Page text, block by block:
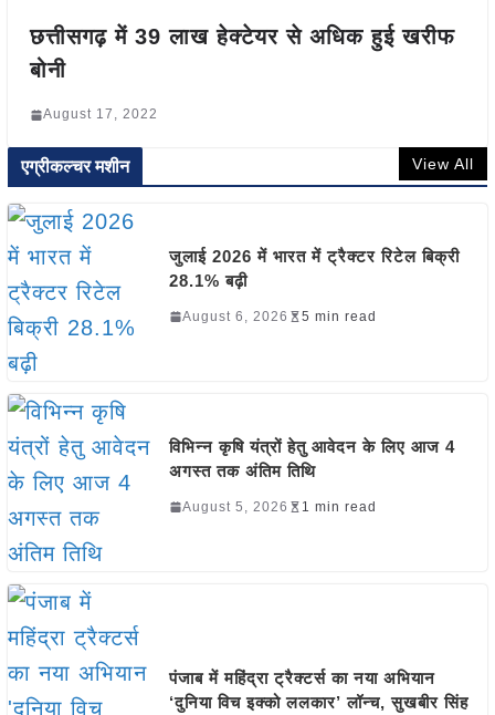
छत्तीसगढ़ में 39 लाख हेक्टेयर से अधिक हुई खरीफ
बोनी
August 17, 2022
एग्रीकल्चर मशीन View All
जुलाई 2026 में भारत में ट्रैक्टर रिटेल बिक्री
28.1% बढ़ी
August 6, 2026 5 min read
विभिन्न कृषि यंत्रों हेतु आवेदन के लिए आज 4
अगस्त तक अंतिम तिथि
August 5, 2026 1 min read
पंजाब में महिंद्रा ट्रैक्टर्स का नया अभियान
‘दुनिया विच इक्को ललकार’ लॉन्च, सुखबीर सिंह